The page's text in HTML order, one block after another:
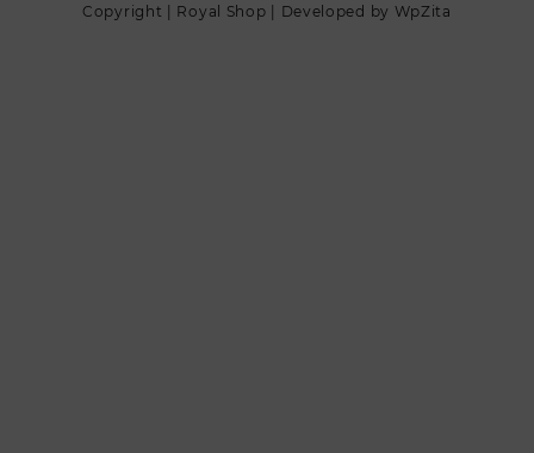
Copyright | Royal Shop | Developed by WpZita